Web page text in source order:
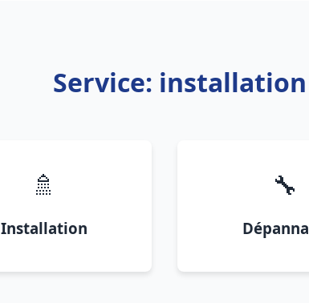
Service:
🚿
Installation
🔧